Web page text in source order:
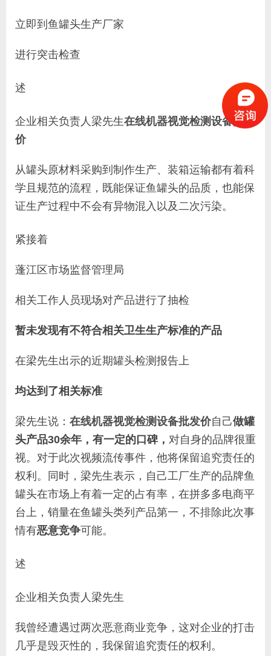
立即到鱼罐头生产厂家
进行突击检查
述
企业相关负责人梁先生在线机器视觉检测设备批发
价
从罐头原材料采购到制作生产、装箱运输都有着科
学且规范的流程，既能保证鱼罐头的品质，也能保
证生产过程中不会有异物混入以及二次污染。
紧接着
蓬江区市场监督管理局
相关工作人员现场对产品进行了抽检
暂未发现有不符合相关卫生生产标准的产品
在梁先生出示的近期罐头检测报告上
均达到了相关标准
梁先生说： 在线机器视觉检测设备批发价自己做罐
头产品30余年， 有一定的口碑， 对自身的品牌很重
视。 对于此次视频流传事件，他将保留追究责任的
权利。同时，梁先生表示，自己工厂生产的品牌鱼
罐头在市场上有着一定的占有率，在拼多多电商平
台上，销量在鱼罐头类列产品第一，不排除此次事
情有恶意竞争可能。
述
企业相关负责人梁先生
我曾经遭遇过两次恶意商业竞争，这对企业的打击
几乎是毁灭性的，我保留追究责任的权利。